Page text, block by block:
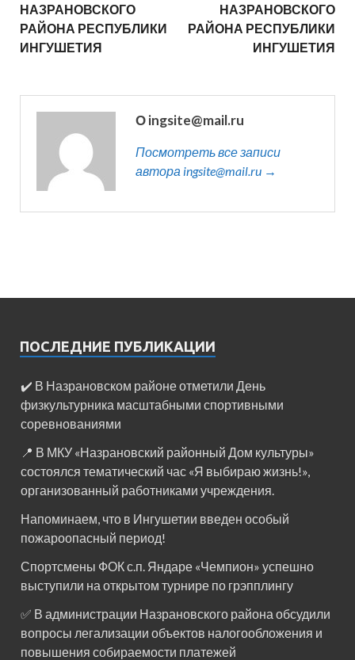
НАЗРАНОВСКОГО
РАЙОНА РЕСПУБЛИКИ
ИНГУШЕТИЯ
НАЗРАНОВСКОГО
РАЙОНА РЕСПУБЛИКИ
ИНГУШЕТИЯ
О ingsite@mail.ru
Посмотреть все записи
автора ingsite@mail.ru →
ПОСЛЕДНИЕ ПУБЛИКАЦИИ
✔️ В Назрановском районе отметили День
физкультурника масштабными спортивными
соревнованиями
📍 В МКУ «Назрановский районный Дом культуры»
состоялся тематический час «Я выбираю жизнь!»,
организованный работниками учреждения.
Напоминаем, что в Ингушетии введен особый
пожароопасный период!⁣⁣⠀
Спортсмены ФОК с.п. Яндаре «Чемпион» успешно
выступили на открытом турнире по грэпплингу
✅ В администрации Назрановского района обсудили
вопросы легализации объектов налогообложения и
повышения собираемости платежей